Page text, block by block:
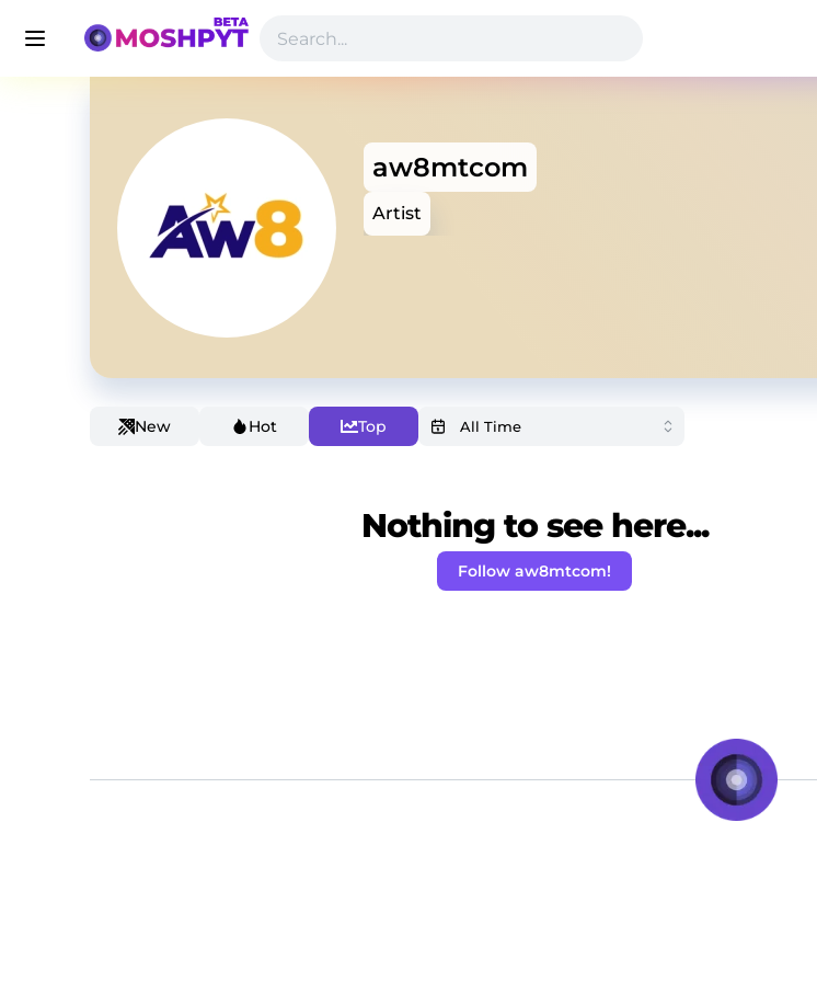
aw8mtcom
Artist
New Hot Top
Nothing to see here...
Follow aw8mtcom!